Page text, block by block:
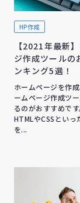
HP作成
【2021年最新
ジ作成ツールの
ンキング5選！
ホームページを作
ームページ作成ツ
るのがおすすめです
HTMLやCSSといっ
を...